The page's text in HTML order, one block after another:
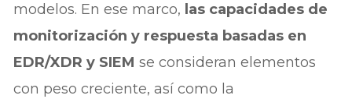
modelos. En ese marco, las capacidades de
monitorización y respuesta basadas en
EDR/XDR y SIEM se consideran elementos
con peso creciente, así como la